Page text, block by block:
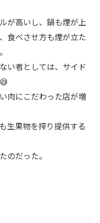
が高いし、鍋も煙が上
食べさせ方も煙が立た
い者としては、サイド
肉にこだわった店が増
生果物を搾り提供する
のだった。